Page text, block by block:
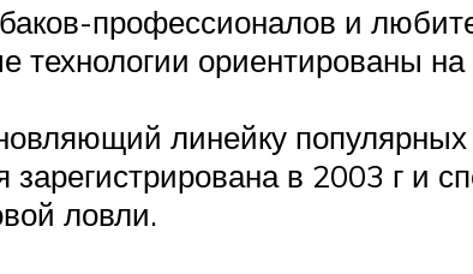
профессионалов и
ориентированы
линейку популярных
в 2003 г и
ловли.